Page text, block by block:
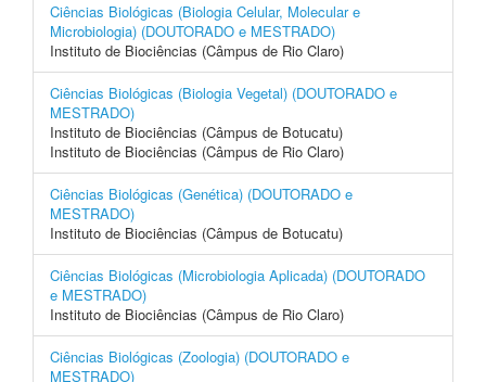
Ciências Biológicas (Biologia Celular, Molecular e
Microbiologia) (DOUTORADO e MESTRADO)
Instituto de Biociências (Câmpus de Rio Claro)
Ciências Biológicas (Biologia Vegetal) (DOUTORADO e
MESTRADO)
Instituto de Biociências (Câmpus de Botucatu)
Instituto de Biociências (Câmpus de Rio Claro)
Ciências Biológicas (Genética) (DOUTORADO e
MESTRADO)
Instituto de Biociências (Câmpus de Botucatu)
Ciências Biológicas (Microbiologia Aplicada) (DOUTORADO
e MESTRADO)
Instituto de Biociências (Câmpus de Rio Claro)
Ciências Biológicas (Zoologia) (DOUTORADO e
MESTRADO)